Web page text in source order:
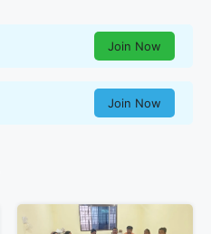
Join Now
Join Now